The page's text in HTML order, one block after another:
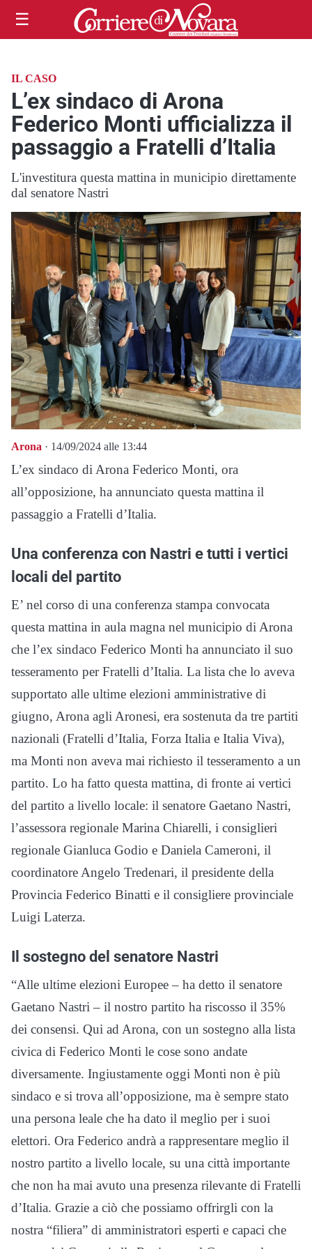
☰
IL CASO
L’ex sindaco di Arona
Federico Monti ufficializza il
passaggio a Fratelli d’Italia
L'investitura questa mattina in municipio direttamente
dal senatore Nastri
Arona · 14/09/2024 alle 13:44
L’ex sindaco di Arona Federico Monti, ora
all’opposizione, ha annunciato questa mattina il
passaggio a Fratelli d’Italia.
Una conferenza con Nastri e tutti i vertici
locali del partito
E’ nel corso di una conferenza stampa convocata
questa mattina in aula magna nel municipio di Arona
che l’ex sindaco Federico Monti ha annunciato il suo
tesseramento per Fratelli d’Italia. La lista che lo aveva
supportato alle ultime elezioni amministrative di
giugno, Arona agli Aronesi, era sostenuta da tre partiti
nazionali (Fratelli d’Italia, Forza Italia e Italia Viva),
ma Monti non aveva mai richiesto il tesseramento a un
partito. Lo ha fatto questa mattina, di fronte ai vertici
del partito a livello locale: il senatore Gaetano Nastri,
l’assessora regionale Marina Chiarelli, i consiglieri
regionale Gianluca Godio e Daniela Cameroni, il
coordinatore Angelo Tredenari, il presidente della
Provincia Federico Binatti e il consigliere provinciale
Luigi Laterza.
Il sostegno del senatore Nastri
“Alle ultime elezioni Europee – ha detto il senatore
Gaetano Nastri – il nostro partito ha riscosso il 35%
dei consensi. Qui ad Arona, con un sostegno alla lista
civica di Federico Monti le cose sono andate
diversamente. Ingiustamente oggi Monti non è più
sindaco e si trova all’opposizione, ma è sempre stato
una persona leale che ha dato il meglio per i suoi
elettori. Ora Federico andrà a rappresentare meglio il
nostro partito a livello locale, su una città importante
che non ha mai avuto una presenza rilevante di Fratelli
d’Italia. Grazie a ciò che possiamo offrirgli con la
nostra “filiera” di amministratori esperti e capaci che